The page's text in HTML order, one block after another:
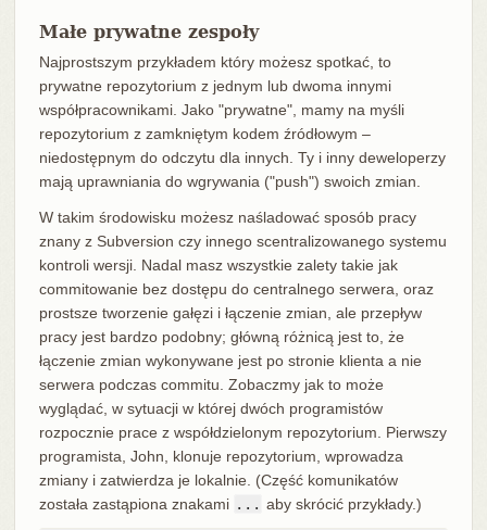
Małe prywatne zespoły
Najprostszym przykładem który możesz spotkać, to
prywatne repozytorium z jednym lub dwoma innymi
współpracownikami. Jako "prywatne", mamy na myśli
repozytorium z zamkniętym kodem źródłowym –
niedostępnym do odczytu dla innych. Ty i inny deweloperzy
mają uprawniania do wgrywania ("push") swoich zmian.
W takim środowisku możesz naśladować sposób pracy
znany z Subversion czy innego scentralizowanego systemu
kontroli wersji. Nadal masz wszystkie zalety takie jak
commitowanie bez dostępu do centralnego serwera, oraz
prostsze tworzenie gałęzi i łączenie zmian, ale przepływ
pracy jest bardzo podobny; główną różnicą jest to, że
łączenie zmian wykonywane jest po stronie klienta a nie
serwera podczas commitu. Zobaczmy jak to może
wyglądać, w sytuacji w której dwóch programistów
rozpocznie prace z współdzielonym repozytorium. Pierwszy
programista, John, klonuje repozytorium, wprowadza
zmiany i zatwierdza je lokalnie. (Część komunikatów
została zastąpiona znakami ... aby skrócić przykłady.)